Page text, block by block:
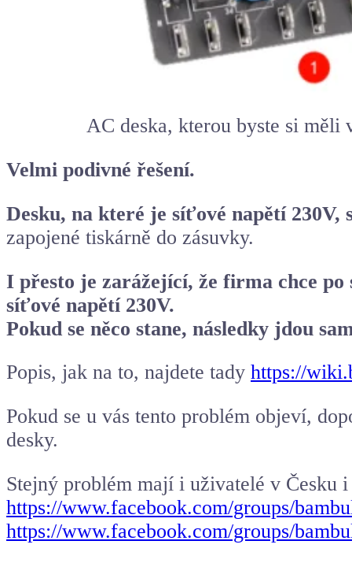
AC deska, kterou byste si měli
Velmi podivné řešení.
Desku, na které je síťové napětí 230V,
zapojené tiskárně do zásuvky.
I přesto je zarážející, že firma chce
síťové napětí 230V.
Pokud se něco stane, následky jdou
Popis, jak na to, najdete tady https://
Pokud se u vás tento problém objeví,
desky.
Stejný problém mají i uživatelé v Česku i
https://www.facebook.com/groups/
https://www.facebook.com/groups/